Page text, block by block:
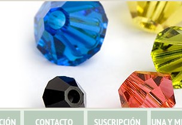
CONTACTO SUSCRIPCIÓN UNA Y